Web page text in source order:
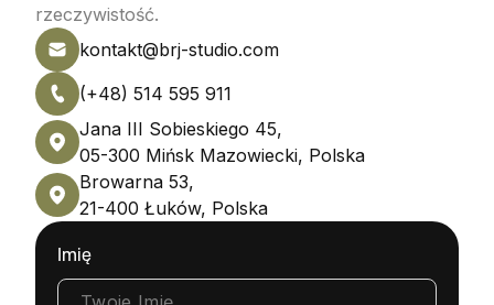
rzeczywistość.
kontakt@brj-studio.com
(+48) 514 595 911
Jana III Sobieskiego 45,
05-300 Mińsk Mazowiecki, Polska
Browarna 53,
21-400 Łuków, Polska
Imię